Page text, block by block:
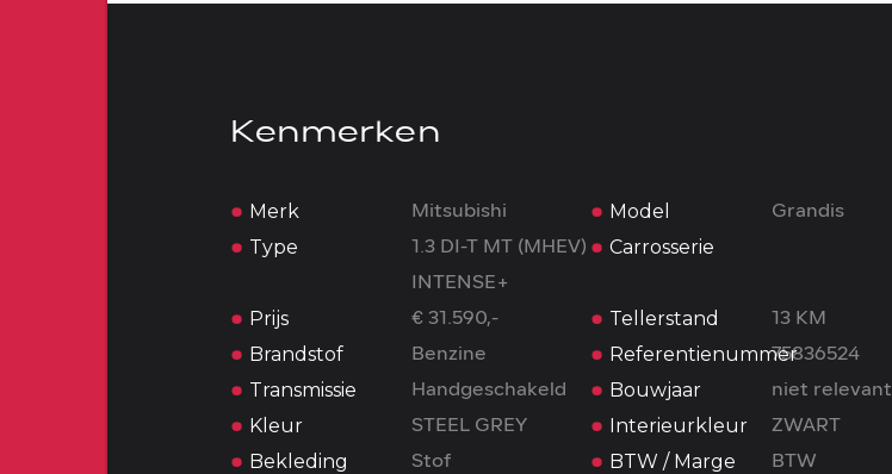
Kenmerken
Merk Mitsubishi Model Grandis
Type
1.3 DI-T MT (MHEV)
INTENSE+
Carrosserie
Prijs € 31.590,- Tellerstand 13 KM
Brandstof Benzine Referentienummer75836524
Transmissie Handgeschakeld Bouwjaar niet relevant
Kleur STEEL GREY Interieurkleur ZWART
Bekleding Stof BTW / Marge BTW